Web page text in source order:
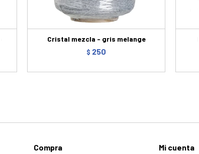
Cristal mezcla - gris melange
$ 250
Compra Mi cuenta